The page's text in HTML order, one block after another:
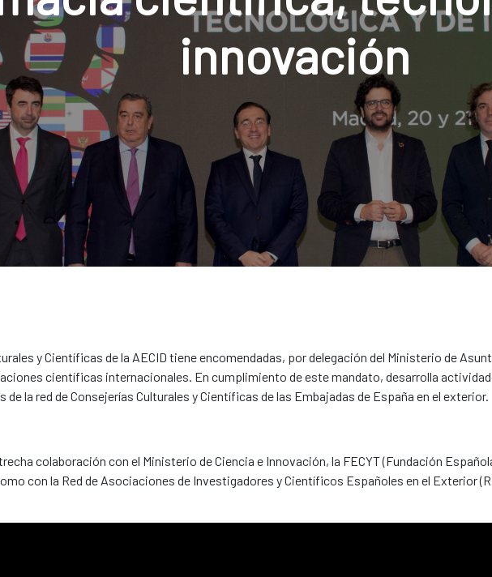
innovación
y Científicas de la AECID tiene encomendadas, por delegación del Ministerio de
científicas internacionales. En cumplimiento de este mandato, desarrolla
la red de Consejerías Culturales y Científicas de las Embajadas de España en el exterior.
colaboración con el Ministerio de Ciencia e Innovación, la FECYT (Fundación
con la Red de Asociaciones de Investigadores y Científicos Españoles en el Exterior